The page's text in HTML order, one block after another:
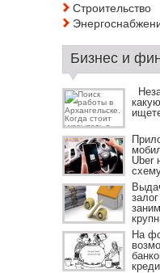
Строительство
Бизнес и
Uber
На